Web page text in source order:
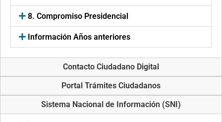
8. Compromiso Presidencial
Información Años anteriores
Contacto Ciudadano Digital
Portal Trámites Ciudadanos
Sistema Nacional de Información (SNI)